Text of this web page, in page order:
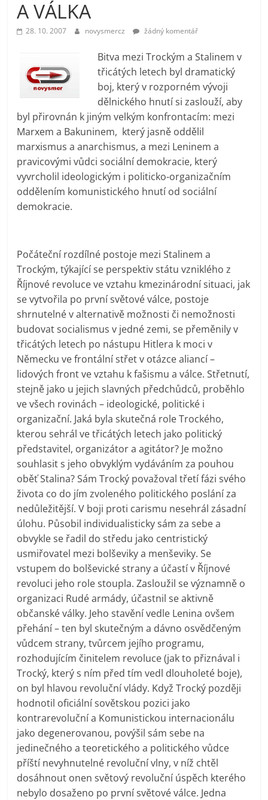
prospívá?
A VÁLKA
28. 10. 2007 novysmercz žádný komentář
Bitva mezi Trockým a Stalinem v
třicátých letech byl dramatický
boj, který v rozporném vývoji
dělnického hnutí si zaslouží, aby
byl přirovnán k jiným velkým konfrontacím: mezi
Marxem a Bakuninem, který jasně oddělil
marxismus a anarchismus, a mezi Leninem a
pravicovými vůdci sociální demokracie, který
vyvrcholil ideologickým i politicko-organizačním
oddělením komunistického hnutí od sociální
demokracie.
Počáteční rozdílné postoje mezi Stalinem a
Trockým, týkající se perspektiv státu vzniklého z
Říjnové revoluce ve vztahu kmezinárodní situaci, jak
se vytvořila po první světové válce, postoje
shrnutelné v alternativě možnosti či nemožnosti
budovat socialismus v jedné zemi, se přeměnily v
třicátých letech po nástupu Hitlera k moci v
Německu ve frontální střet v otázce aliancí –
lidových front ve vztahu k fašismu a válce. Střetnutí,
stejně jako u jejich slavných předchůdců, proběhlo
ve všech rovinách – ideologické, politické i
organizační. Jaká byla skutečná role Trockého,
kterou sehrál ve třicátých letech jako politický
představitel, organizátor a agitátor? Je možno
souhlasit s jeho obvyklým vydáváním za pouhou
oběť Stalina? Sám Trocký považoval třetí fázi svého
života co do jím zvoleného politického poslání za
nedůležitější. V boji proti carismu nesehrál zásadní
úlohu. Působil individualisticky sám za sebe a
obvykle se řadil do středu jako centristický
usmiřovatel mezi bolševiky a menševiky. Se
vstupem do bolševické strany a účastí v Říjnové
revoluci jeho role stoupla. Zasloužil se významně o
organizaci Rudé armády, účastnil se aktivně
občanské války. Jeho stavění vedle Lenina ovšem
přehání – ten byl skutečným a dávno osvědčeným
vůdcem strany, tvůrcem jejího programu,
rozhodujícím činitelem revoluce (jak to přiznával i
Trocký, který s ním před tím vedl dlouholeté boje),
on byl hlavou revoluční vlády. Když Trocký později
hodnotil oficiální sovětskou pozici jako
kontrarevoluční a Komunistickou internacionálu
jako degenerovanou, povýšil sám sebe na
jedinečného a teoretického a politického vůdce
příští nevyhnutelné revoluční vlny, v níž chtěl
dosáhnout onen světový revoluční úspěch kterého
nebylo dosaženo po první světové válce. Jedna